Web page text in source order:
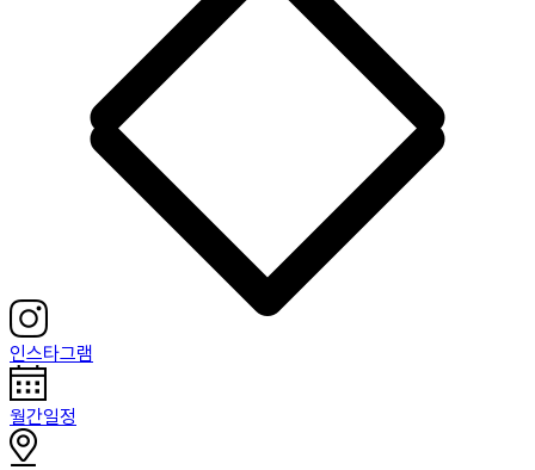
인스타그램
월간일정